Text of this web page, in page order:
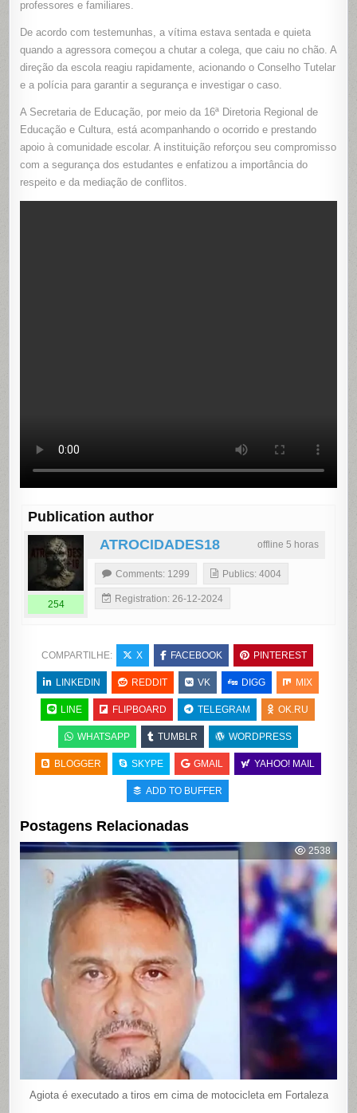
DO
NORTE
professores e familiares.
De acordo com testemunhas, a vítima estava sentada e quieta
quando a agressora começou a chutar a colega, que caiu no chão. A
direção da escola reagiu rapidamente, acionando o Conselho Tutelar
e a polícia para garantir a segurança e investigar o caso.
A Secretaria de Educação, por meio da 16ª Diretoria Regional de
Educação e Cultura, está acompanhando o ocorrido e prestando
apoio à comunidade escolar. A instituição reforçou seu compromisso
com a segurança dos estudantes e enfatizou a importância do
respeito e da mediação de conflitos.
Publication author
offline 5 horas
ATROCIDADES18
254
Comments: 1299 Publics: 4004
Registration: 26-12-2024
COMPARTILHE: X FACEBOOK PINTEREST
LINKEDIN REDDIT VK DIGG MIX
LINE FLIPBOARD TELEGRAM OK.RU
WHATSAPP TUMBLR WORDPRESS
BLOGGER SKYPE GMAIL YAHOO! MAIL
ADD TO BUFFER
Postagens Relacionadas
2538
Agiota é executado a tiros em cima de motocicleta em Fortaleza